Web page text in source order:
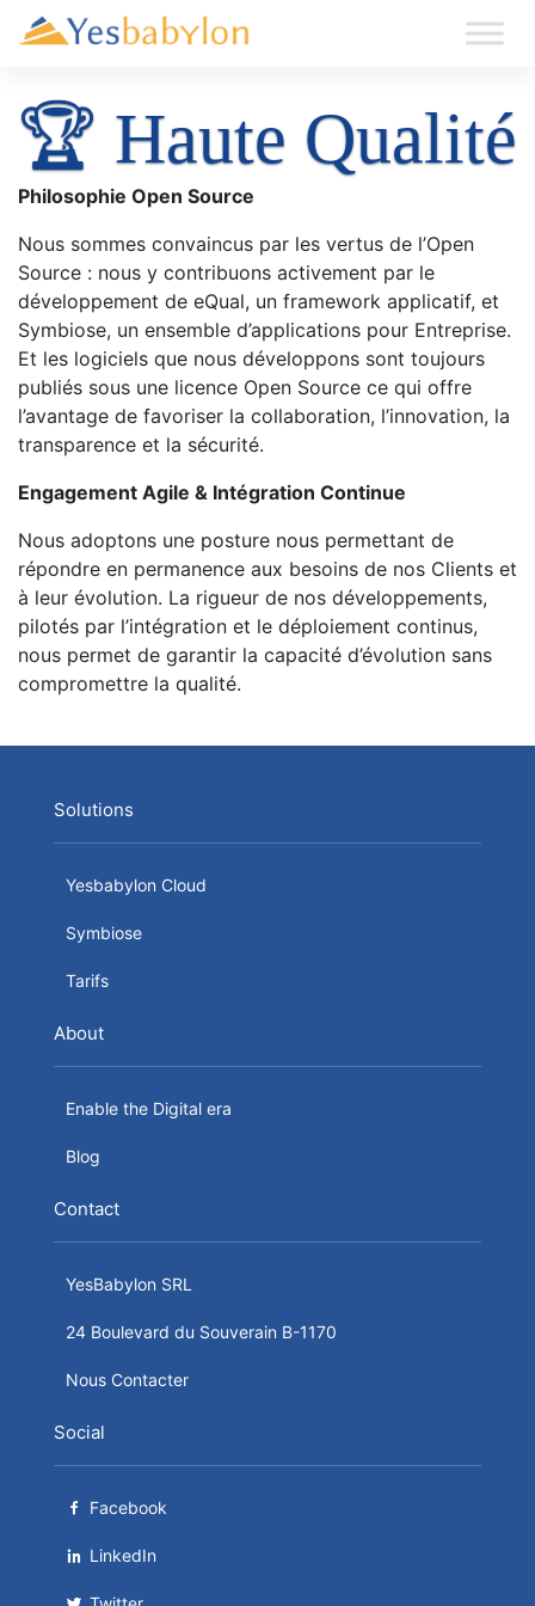
🏆 Haute Qualité
Philosophie Open Source
Nous sommes convaincus par les vertus de l’Open
Source : nous y contribuons activement par le
développement de eQual, un framework applicatif, et
Symbiose, un ensemble d’applications pour Entreprise.
Et les logiciels que nous développons sont toujours
publiés sous une licence Open Source ce qui offre
l’avantage de favoriser la collaboration, l’innovation, la
transparence et la sécurité.
Engagement Agile & Intégration Continue
Nous adoptons une posture nous permettant de
répondre en permanence aux besoins de nos Clients et
à leur évolution. La rigueur de nos développements,
pilotés par l’intégration et le déploiement continus,
nous permet de garantir la capacité d’évolution sans
compromettre la qualité.
Solutions
Yesbabylon Cloud
Symbiose
Tarifs
About
Enable the Digital era
Blog
Contact
YesBabylon SRL
24 Boulevard du Souverain B-1170
Nous Contacter
Social
Facebook
LinkedIn